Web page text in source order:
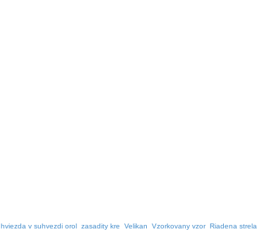
hviezda v suhvezdi orol zasadity kre Velikan Vzorkovany vzor Riadena strela